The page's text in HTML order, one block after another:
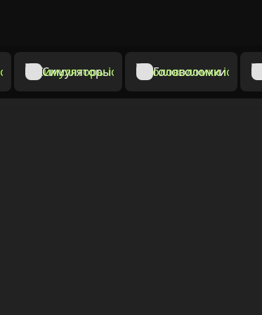
Симуляторы Головоломки